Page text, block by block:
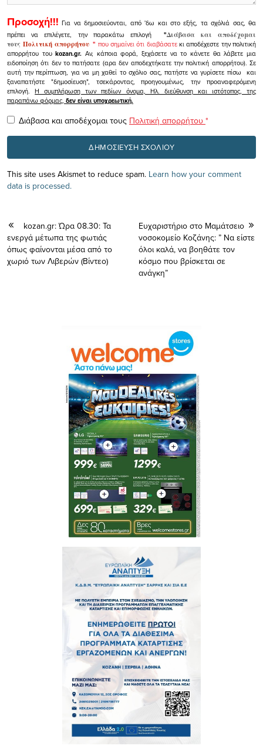
Προσοχή!!! Για να δημοσιεύονται, από 'δω και στο εξής, τα σχόλιά σας, θα
πρέπει να επιλέγετε, την παρακάτω επιλογή
"Διάβασα και αποδέχομαι
τουςΠολιτική απορρήτου" που σημαίνει ότι διαβάσατεκι αποδέχεστε την πολιτική
απορρήτου τουkozan.gr. Αν, κάποια φορά, ξεχάσετε να το κάνετε θα λάβετε μια
ειδοποίηση ότι δεν το πατήσατε (αρα δεν αποδεχτήκατε την πολιτική απορρήτου). Σε
αυτή την περίπτωση, για να μη χαθεί το σχόλιο σας, πατήστε να γυρίσετε πίσω και
ξαναπατήστε "δημοσίευση", τσεκάροντας, προηγουμένως, την προαναφερόμενη
επιλογή.Η συμπλήρωση των πεδίων όνομα, Ηλ. διεύθυνση και ιστότοπος, της
παραπάνω φόρμας, δεν είναι υποχρεωτική.
Διάβασα και αποδέχομαι τους Πολιτική απορρήτου *
This site uses Akismet to reduce spam. Learn how your comment
data is processed.
kozan.gr: Ώρα 08.30: Τα
ενεργά μέτωπα της φωτιάς
όπως φαίνονται μέσα από το
χωριό των Λιβερών (Βίντεο)
Ευχαριστήριο στο Μαμάτσειο
νοσοκομείο Κοζάνης: ” Να είστε
όλοι καλά, να βοηθάτε τον
κόσμο που βρίσκεται σε
ανάγκη”